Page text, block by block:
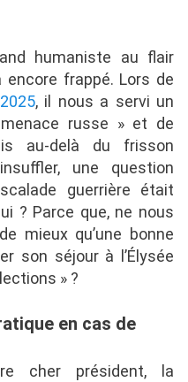
humaniste au flair
encore frappé. Lors de
, il nous a servi un
russe » et de
au-delà du frisson
une question
guerrière était
? Parce que, ne nous
mieux qu’une bonne
son séjour à l’Élysée
» ?
en cas de
cher président, la